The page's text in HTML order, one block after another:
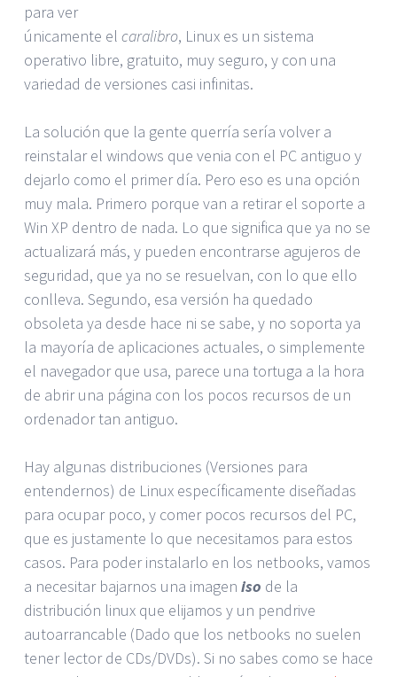
para ver
únicamente el caralibro, Linux es un sistema
operativo libre, gratuito, muy seguro, y con una
variedad de versiones casi infinitas.
La solución que la gente querría sería volver a
reinstalar el windows que venia con el PC antiguo y
dejarlo como el primer día. Pero eso es una opción
muy mala. Primero porque van a retirar el soporte a
Win XP dentro de nada. Lo que significa que ya no se
actualizará más, y pueden encontrarse agujeros de
seguridad, que ya no se resuelvan, con lo que ello
conlleva. Segundo, esa versión ha quedado
obsoleta ya desde hace ni se sabe, y no soporta ya
la mayoría de aplicaciones actuales, o simplemente
el navegador que usa, parece una tortuga a la hora
de abrir una página con los pocos recursos de un
ordenador tan antiguo.
Hay algunas distribuciones (Versiones para
entendernos) de Linux específicamente diseñadas
para ocupar poco, y comer pocos recursos del PC,
que es justamente lo que necesitamos para estos
casos. Para poder instalarlo en los netbooks, vamos
a necesitar bajarnos una imagen iso de la
distribución linux que elijamos y un pendrive
autoarrancable (Dado que los netbooks no suelen
tener lector de CDs/DVDs). Si no sabes como se hace